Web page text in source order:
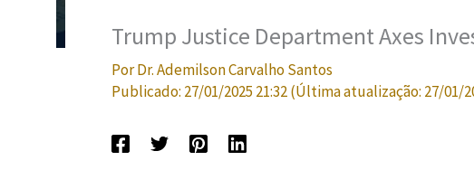
Trump Justice Department Axes
PorDr. Ademilson Carvalho Santos
Publicado: 27/01/2025 21:32(Última atualização: 27/01/